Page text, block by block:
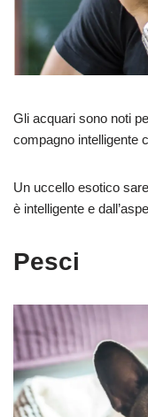
Gli acquari sono noti
compagno intelligente
Un uccello esotico
è intelligente e
Pesci